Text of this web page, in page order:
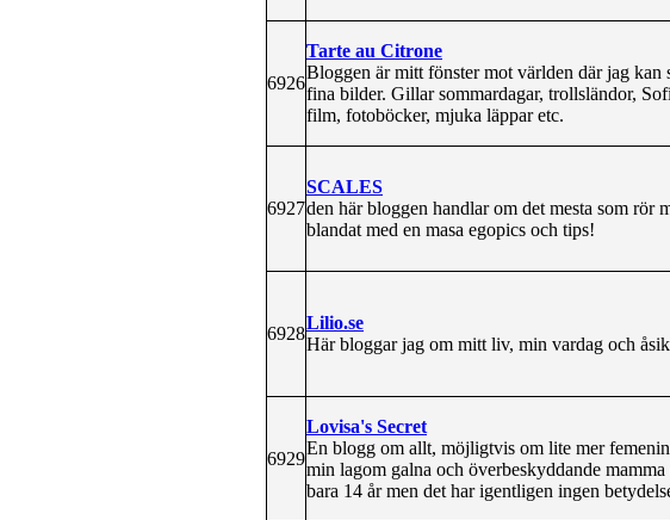
6926
Tarte au Citrone
Bloggen är mitt fönster mot världen där jag
fina bilder. Gillar sommardagar, trollsländor,
film, fotoböcker, mjuka läppar etc.
6927
SCALES
den här bloggen handlar om det mesta som
blandat med en masa egopics och tips!
6928
Lilio.se
Här bloggar jag om mitt liv, min vardag och
6929
Lovisa's Secret
En blogg om allt, möjligtvis om lite mer
min lagom galna och överbeskyddande
bara 14 år men det har igentligen ingen